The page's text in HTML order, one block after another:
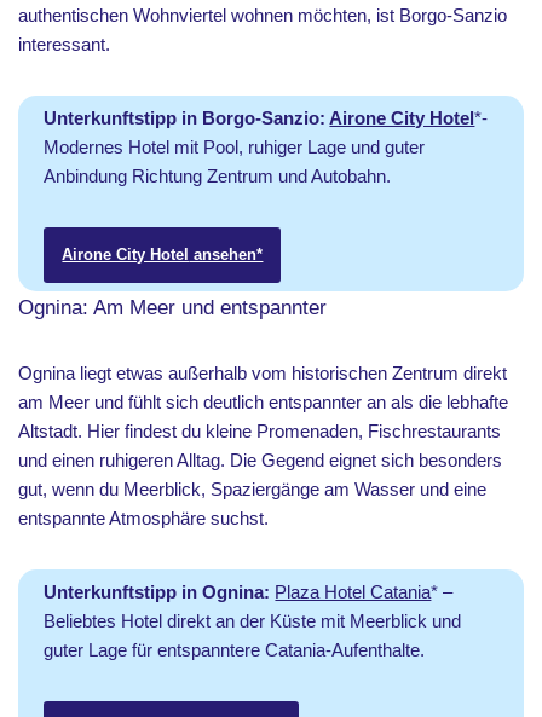
authentischen Wohnviertel wohnen möchten, ist Borgo-Sanzio
interessant.
Unterkunftstipp in Borgo-Sanzio:Airone City Hotel*-
Modernes Hotel mit Pool, ruhiger Lage und guter
Anbindung Richtung Zentrum und Autobahn.
Airone City Hotel ansehen*
Ognina: Am Meer und entspannter
Ognina liegt etwas außerhalb vom historischen Zentrum direkt
am Meer und fühlt sich deutlich entspannter an als die lebhafte
Altstadt. Hier findest du kleine Promenaden, Fischrestaurants
und einen ruhigeren Alltag. Die Gegend eignet sich besonders
gut, wenn du Meerblick, Spaziergänge am Wasser und eine
entspannte Atmosphäre suchst.
Unterkunftstipp in Ognina: Plaza Hotel Catania* –
Beliebtes Hotel direkt an der Küste mit Meerblick und
guter Lage für entspanntere Catania-Aufenthalte.